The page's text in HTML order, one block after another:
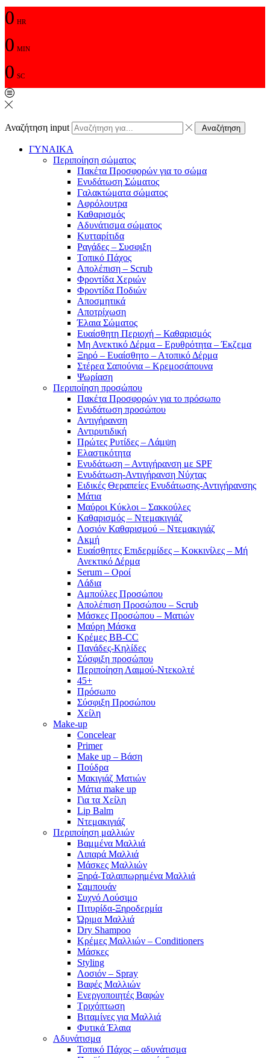
0 HR
0 MIN
0 SC
Αναζήτηση input Αναζήτηση
ΓΥΝΑΙΚΑ
Περιποίηση σώματος
Πακέτα Προσφορών για το σώμα
Ενυδάτωση Σώματος
Γαλακτώματα σώματος
Αφρόλουτρα
Καθαρισμός
Αδυνάτισμα σώματος
Κυτταρίτιδα
Ραγάδες – Συσφιξη
Τοπικό Πάχος
Απολέπιση – Scrub
Φροντίδα Χεριών
Φροντίδα Ποδιών
Αποσμητικά
Αποτρίχωση
Έλαια Σώματος
Ευαίσθητη Περιοχή – Καθαρισμός
Μη Ανεκτικό Δέρμα – Ερυθρότητα – Έκζεμα
Ξηρό – Ευαίσθητο – Ατοπικό Δέρμα
Στέρεα Σαπούνια – Κρεμοσάπουνα
Ψωρίαση
Περιποίηση προσώπου
Πακέτα Προσφορών για το πρόσωπο
Ενυδάτωση προσώπου
Αντιγήρανση
Αντιρυτιδική
Πρώτες Ρυτίδες – Λάμψη
Ελαστικότητα
Ενυδάτωση – Αντιγήρανση με SPF
Ενυδάτωση-Αντιγήρανση Νύχτας
Ειδικές Θεραπείες Ενυδάτωσης-Αντιγήρανσης
Μάτια
Μαύροι Κύκλοι – Σακκούλες
Καθαρισμός – Ντεμακιγιάζ
Λοσιόν Καθαρισμού – Ντεμακιγιάζ
Ακμή
Ευαίσθητες Επιδερμίδες – Κοκκινίλες – Μή
Ανεκτικό Δέρμα
Serum – Οροί
Λάδια
Αμπούλες Προσώπου
Απολέπιση Προσώπου – Scrub
Μάσκες Προσώπου – Ματιών
Μαύρη Μάσκα
Κρέμες BB-CC
Πανάδες-Κηλίδες
Σύσφιξη προσώπου
Περιποίηση Λαιμού-Ντεκολτέ
45+
Πρόσωπο
Σύσφιξη Προσώπου
Χείλη
Make-up
Concelear
Primer
Make up – Βάση
Πούδρα
Μακιγιάζ Ματιών
Μάτια make up
Για τα Χείλη
Lip Balm
Ντεμακιγιάζ
Περιποίηση μαλλιών
Βαμμένα Μαλλιά
Λιπαρά Μαλλιά
Μάσκες Μαλλιών
Ξηρά-Ταλαιπωρημένα Μαλλιά
Σαμπουάν
Συχνό Λούσιμο
Πιτυρίδα-Ξηροδερμία
Ώριμα Μαλλιά
Dry Shampoo
Κρέμες Μαλλιών – Conditioners
Μάσκες
Styling
Λοσιόν – Spray
Βαφές Μαλλιών
Ενεργοποιητές Βαφών
Τριχόπτωση
Βιταμίνες για Μαλλιά
Φυτικά Έλαια
Αδυνάτισμα
Τοπικό Πάχος – αδυνάτισμα